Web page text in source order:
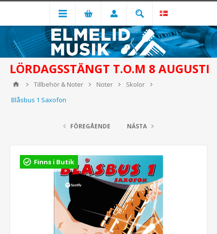
LÖRDAGSSTÄNGT T.O.M 8 AUGUSTI
Tillbehör & Noter Noter
Skolor
Blåsbus 1 Saxofon
FÖREGÅENDE NÄSTA
Finns i Butik